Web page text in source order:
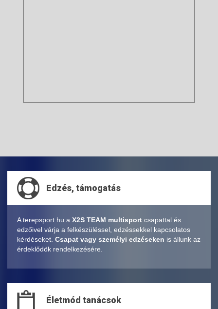
Edzés, támogatás
A terepsport.hu a X2S TEAM multisport csapattal és
edzőivel várja a felkészüléssel, edzéssekkel kapcsolatos
kérdéseket. Csapat vagy személyi edzéseken is állunk az
érdeklődök rendelkezésére.
Életmód tanácsok